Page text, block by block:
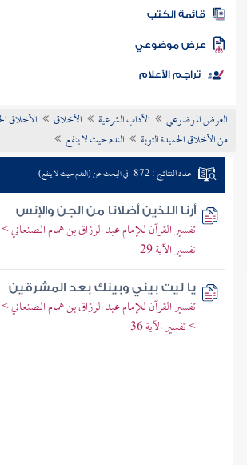
المكتبة
الكتب
موضوعي
تراجم الأعلام
العرض الموضوعي الآداب الشرعية الأخلاق
الأخلاق
من الأخلاق الحميدة التوبة
الندم حيث لا ينفع
عدد النتائج : 872 في البحث عن (الندم حيث لا ينفع)
أرنا اللذين أضلانا من الجن والإنس
تفسير القرآن للإمام عبد الرزاق بن همام
تفسير الآية 29
يا ليت بيني وبينك بعد المشرقين
تفسير القرآن للإمام عبد الرزاق بن همام
> تفسير الآية 36